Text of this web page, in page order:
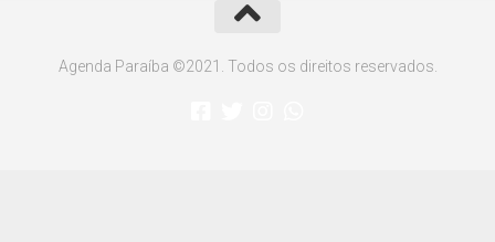
Agenda Paraíba ©2021. Todos os direitos reservados.